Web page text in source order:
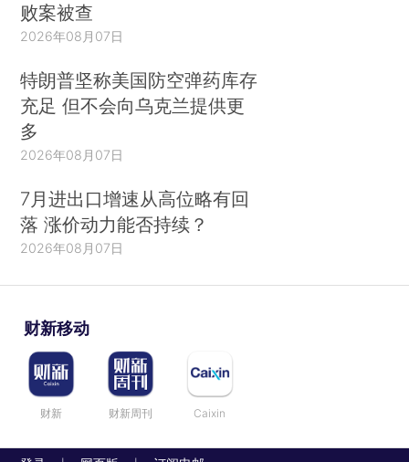
败案被查
2026年08月07日
特朗普坚称美国防空弹药库存
充足 但不会向乌克兰提供更
多
2026年08月07日
7月进出口增速从高位略有回
落 涨价动力能否持续？
2026年08月07日
财新移动
财新 财新周刊 Caixin